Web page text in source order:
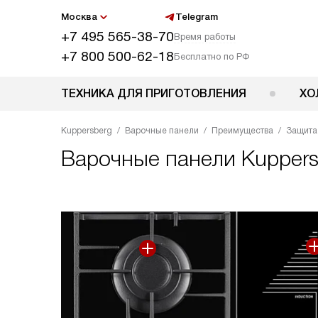
Москва Telegram
+7 495 565-38-70Время работы
+7 800 500-62-18Бесплатно по РФ
ТЕХНИКА ДЛЯ ПРИГОТОВЛЕНИЯ
Kuppersberg Варочные панели Преимущества Защита
Варочные панели